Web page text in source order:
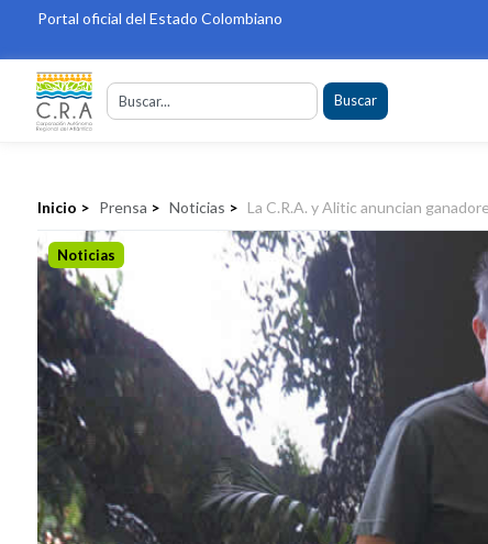
Portal oficial del Estado Colombiano
Buscar
Inicio > Prensa > Noticias > La C.R.A. y Alitic anuncian
Noticias